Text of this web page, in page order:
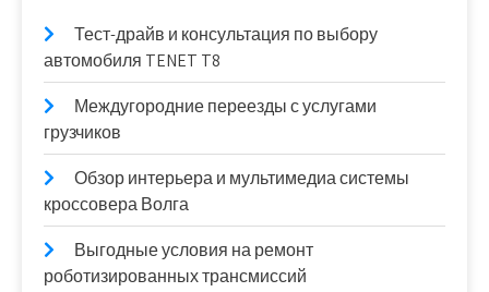
Тест-драйв и консультация по выбору
автомобиля TENET T8
Междугородние переезды с услугами
грузчиков
Обзор интерьера и мультимедиа системы
кроссовера Волга
Выгодные условия на ремонт
роботизированных трансмиссий